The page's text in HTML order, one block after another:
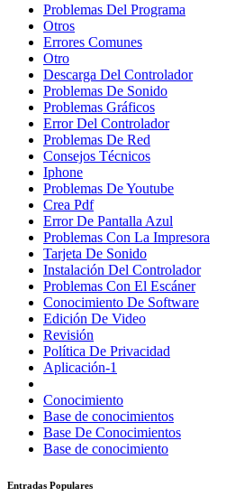
Problemas Del Programa
Otros
Errores Comunes
Otro
Descarga Del Controlador
Problemas De Sonido
Problemas Gráficos
Error Del Controlador
Problemas De Red
Consejos Técnicos
Iphone
Problemas De Youtube
Crea Pdf
Error De Pantalla Azul
Problemas Con La Impresora
Tarjeta De Sonido
Instalación Del Controlador
Problemas Con El Escáner
Conocimiento De Software
Edición De Video
Revisión
Política De Privacidad
Aplicación-1
Conocimiento
Base de conocimientos
Base De Conocimientos
Base de conocimiento
Entradas Populares